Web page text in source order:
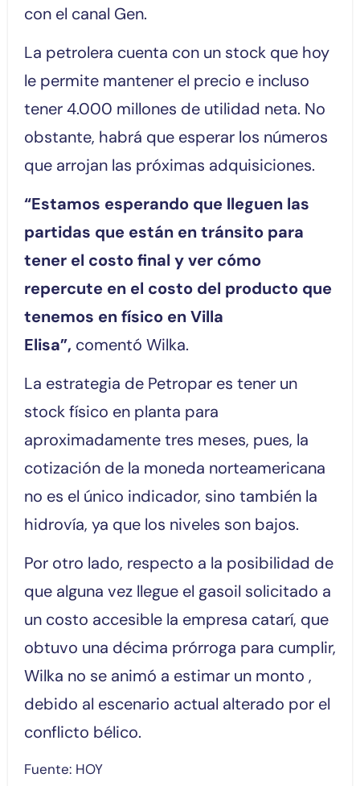
con el canal Gen.
La petrolera cuenta con un stock que hoy
le permite mantener el precio e incluso
tener 4.000 millones de utilidad neta. No
obstante, habrá que esperar los números
que arrojan las próximas adquisiciones.
“Estamos esperando que lleguen las
partidas que están en tránsito para
tener el costo final y ver cómo
repercute en el costo del producto que
tenemos en físico en Villa
Elisa”, comentó Wilka.
La estrategia de Petropar es tener un
stock físico en planta para
aproximadamente tres meses, pues, la
cotización de la moneda norteamericana
no es el único indicador, sino también la
hidrovía, ya que los niveles son bajos.
Por otro lado, respecto a la posibilidad de
que alguna vez llegue el gasoil solicitado a
un costo accesible la empresa catarí, que
obtuvo una décima prórroga para cumplir,
Wilka no se animó a estimar un monto ,
debido al escenario actual alterado por el
conflicto bélico.
Fuente: HOY